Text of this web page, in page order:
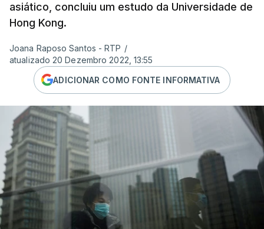
asiático, concluiu um estudo da Universidade de
Hong Kong.
Joana Raposo Santos - RTP /
atualizado 20 Dezembro 2022, 13:55
ADICIONAR COMO FONTE INFORMATIVA